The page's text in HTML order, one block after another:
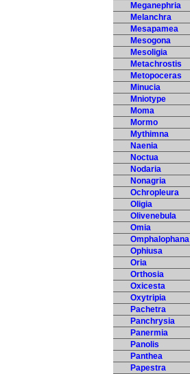
Meganephria
Melanchra
Mesapamea
Mesogona
Mesoligia
Metachrostis
Metopoceras
Minucia
Mniotype
Moma
Mormo
Mythimna
Naenia
Noctua
Nodaria
Nonagria
Ochropleura
Oligia
Olivenebula
Omia
Omphalophana
Ophiusa
Oria
Orthosia
Oxicesta
Oxytripia
Pachetra
Panchrysia
Panermia
Panolis
Panthea
Papestra